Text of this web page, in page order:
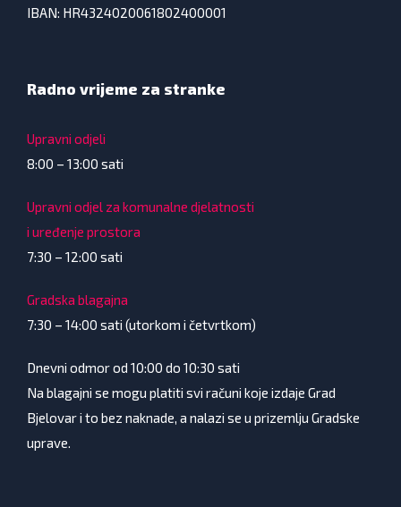
IBAN: HR4324020061802400001
Radno vrijeme za stranke
Upravni odjeli
8:00 – 13:00 sati
Upravni odjel za komunalne djelatnosti
i uređenje prostora
7:30 – 12:00 sati
Gradska blagajna
7:30 – 14:00 sati (utorkom i četvrtkom)
Dnevni odmor od 10:00 do 10:30 sati
Na blagajni se mogu platiti svi računi koje izdaje Grad
Bjelovar i to bez naknade, a nalazi se u prizemlju Gradske
uprave.